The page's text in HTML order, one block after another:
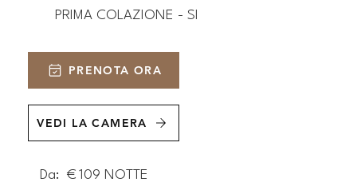
PRIMA COLAZIONE - SI
PRENOTA ORA
VEDI LA CAMERA
Da: € 109 NOTTE